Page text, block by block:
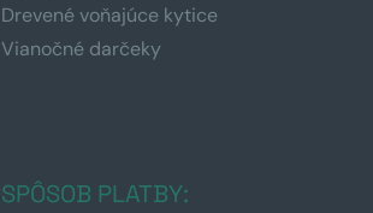
Drevené voňajúce kytice
Vianočné darčeky
SPÔSOB PLATBY: